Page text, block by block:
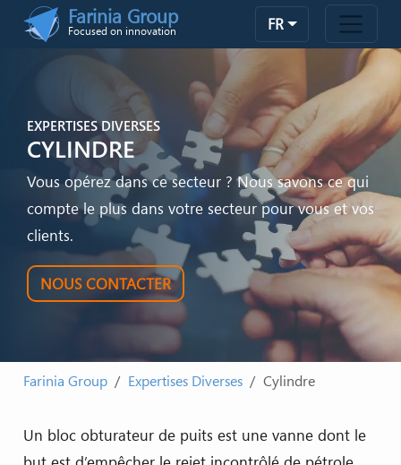
Skip to main content
Farinia Group
Focused on innovation FR
EXPERTISES DIVERSES
CYLINDRE
Vous opérez dans ce secteur ? Nous savons ce qui
compte le plus dans votre secteur pour vous et vos
clients.
NOUS CONTACTER
Farinia Group Expertises Diverses Cylindre
Un bloc obturateur de puits est une vanne dont le